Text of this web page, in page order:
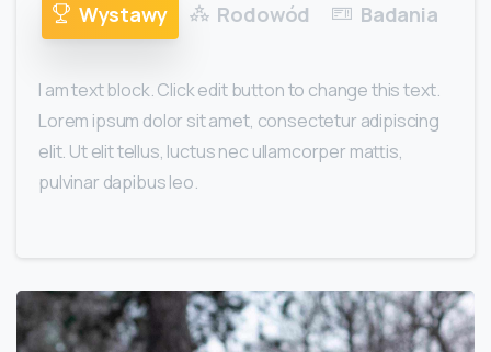
Wystawy Rodowód Badania
I am text block. Click edit button to change this text.
Lorem ipsum dolor sit amet, consectetur adipiscing
elit. Ut elit tellus, luctus nec ullamcorper mattis,
pulvinar dapibus leo.